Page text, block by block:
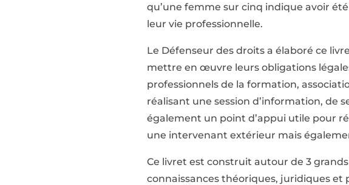
qu’une femme sur cinq indique avoir
leur vie professionnelle.
Le Défenseur des droits a élaboré ce
mettre en œuvre leurs obligations
professionnels de la formation,
réalisant une session d’information, de
également un point d’appui utile pour
une intervenant extérieur mais
Ce livret est construit autour de 3
connaissances théoriques, juridiques et